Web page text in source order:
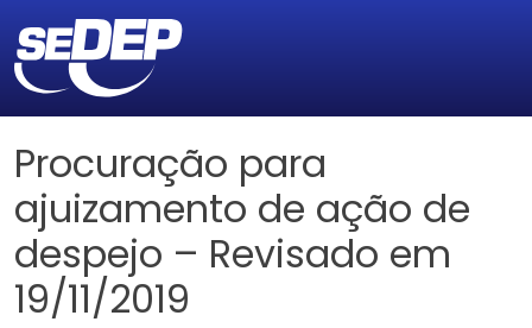
Procuração para
ajuizamento de ação de
despejo – Revisado em
19/11/2019